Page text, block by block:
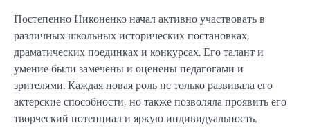
Постепенно Никоненко начал активно участвовать в
различных школьных исторических постановках,
драматических поединках и конкурсах. Его талант и
умение были замечены и оценены педагогами и
зрителями. Каждая новая роль не только развивала его
актерские способности, но также позволяла проявить его
творческий потенциал и яркую индивидуальность.